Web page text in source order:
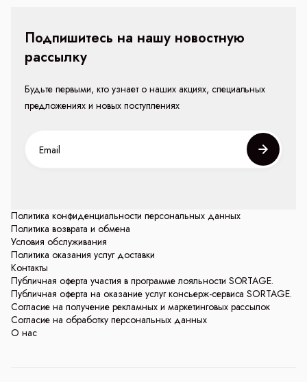
Политика конфиденциальности персональных данных
Политика возврата и обмена
Условия обслуживания
Политика оказания услуг доставки
Контакты
Публичная оферта участия в программе лояльности SORTAGE.
Публичная оферта на оказание услуг консьерж-сервиса SORTAGE.
Согласие на получение рекламных и маркетинговых рассылок
Согласие на обработку персональных данных
О нас
Подпишитесь на нашу новостную
рассылку
Будьте первыми, кто узнает о наших акциях, специальных
предложениях и новых поступлениях